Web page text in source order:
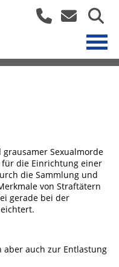
Sexualmorde
für die Einrichtung einer
die Sammlung und
von Straftätern
gerade bei der
aber auch zur Entlastung